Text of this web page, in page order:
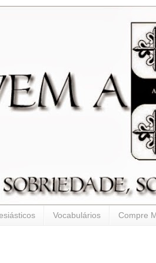
Vocabulários Compre